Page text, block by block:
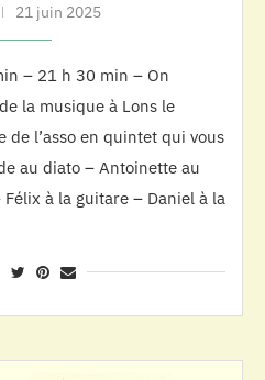
21 juin 2025
– 21 h 30 min – On
la musique à Lons le
de l’asso en quintet qui vous
au diato – Antoinette au
à la guitare – Daniel à la